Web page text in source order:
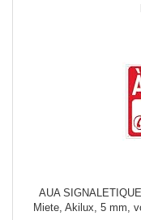
AUA
Miete, Akilux, 5 mm,